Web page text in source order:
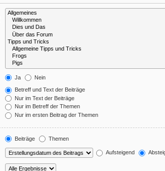
Ja Nein
Betreff und Text der Beiträge
Nur im Text der Beiträge
Nur im Betreff der Themen
Nur im ersten Beitrag der Themen
Beiträge Themen
Aufsteigend